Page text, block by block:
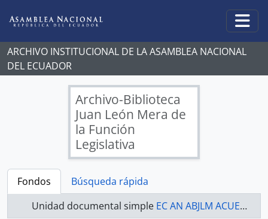
ARCHIVO INSTITUCIONAL DE LA ASAMBLEA NACIONAL
DEL ECUADOR
Archivo-Biblioteca
Juan León Mera de
la Función
Legislativa
Fondos
Búsqueda rápida
Unidad documental simple EC AN ABJLM ACUERDOS 0472-A - Acuerdos Legislativos